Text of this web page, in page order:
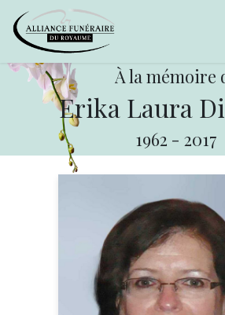
À la mémoire
Erika Laura
1962 - 2017